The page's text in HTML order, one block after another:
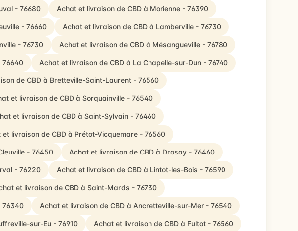
- 76680 Achat et livraison de CBD à Morienne - 76390
- 76660 Achat et livraison de CBD à Lamberville - 76730
- 76730 Achat et livraison de CBD à Mésangueville - 76780
76640 Achat et livraison de CBD à La Chapelle-sur-Dun - 76740
de CBD à Bretteville-Saint-Laurent - 76560
et livraison de CBD à Sorquainville - 76540
et livraison de CBD à Saint-Sylvain - 76460
et livraison de CBD à Prétot-Vicquemare - 76560
- 76450 Achat et livraison de CBD à Drosay - 76460
- 76220 Achat et livraison de CBD à Lintot-les-Bois - 76590
et livraison de CBD à Saint-Mards - 76730
76340 Achat et livraison de CBD à Ancretteville-sur-Mer - 76540
sur-Eu - 76910 Achat et livraison de CBD à Fultot - 76560